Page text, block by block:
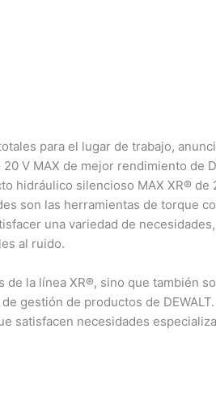
para el lugar de trabajo,
V MAX de mejor rendimiento de
hidráulico silencioso MAX XR® de
son las herramientas de torque
una variedad de
al ruido.
la línea XR®, sino que también
gestión de productos de
satisfacen necesidades